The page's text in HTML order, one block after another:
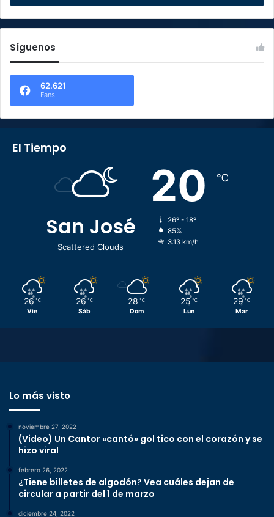
Síguenos
62.621
Fans
El Tiempo
San José
Scattered Clouds
20 ℃
26º - 18º
85%
3.13 km/h
26 ℃
Vie
26 ℃
Sáb
28 ℃
Dom
25 ℃
Lun
29 ℃
Mar
Lo más visto
noviembre 27, 2022
(Video) Un Cantor «cantó» gol tico con el corazón y se
hizo viral
febrero 26, 2022
¿Tiene billetes de algodón? Vea cuáles dejan de
circular a partir del 1 de marzo
diciembre 24, 2022